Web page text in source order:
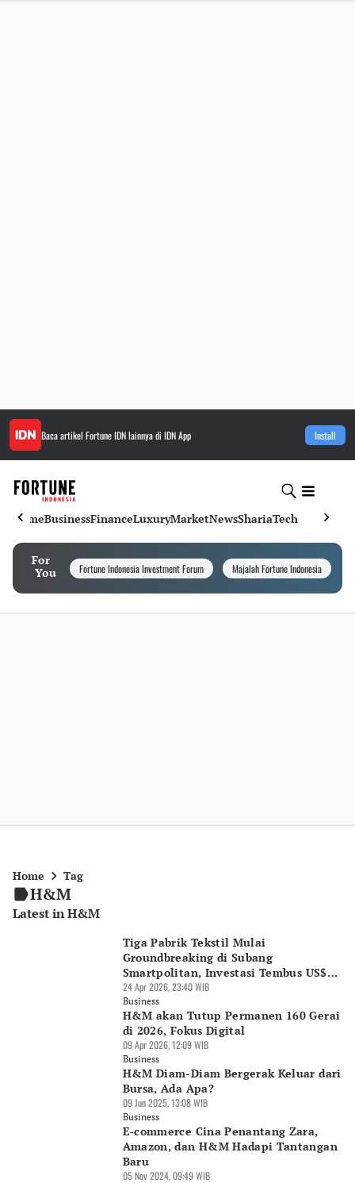
Baca artikel Fortune IDNlainnya di IDN App Install
HomeBusinessFinanceLuxuryMarketNewsShariaTech
For
You
Fortune Indonesia Investment Forum Majalah Fortune Indonesia
Home Tag
H&M
Latest in H&M
Tiga Pabrik Tekstil Mulai
Groundbreaking di Subang
Smartpolitan, Investasi Tembus US$60
Juta
24 Apr 2026, 23:40 WIB
Business
H&M akan Tutup Permanen 160 Gerai
di 2026, Fokus Digital
09 Apr 2026, 12:09 WIB
Business
H&M Diam-Diam Bergerak Keluar dari
Bursa, Ada Apa?
09 Jun 2025, 13:08 WIB
Business
E-commerce Cina Penantang Zara,
Amazon, dan H&M Hadapi Tantangan
Baru
05 Nov 2024, 09:49 WIB